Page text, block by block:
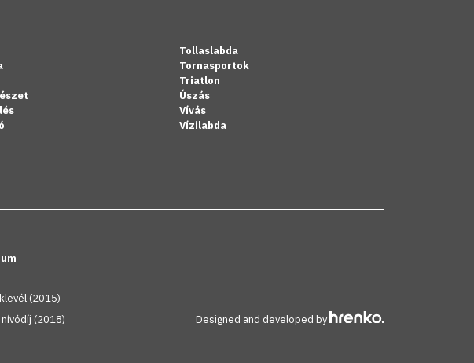
Tollaslabda
Tornasportok
Triatlon
Úszás
Vívás
Vízilabda
(2015)
(2018)
Designed and developed by